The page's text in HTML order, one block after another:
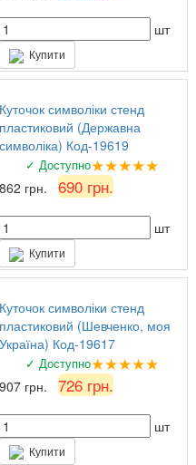
шт
Купити
Куточок символіки стенд
пластиковий (Державна
символіка) Код-19619
✓ Доступно★★★★★
862 грн. 690 грн.
шт
Купити
Куточок символіки стенд
пластиковий (Шевченко, моя
Україна) Код-19617
✓ Доступно★★★★★
907 грн. 726 грн.
шт
Купити